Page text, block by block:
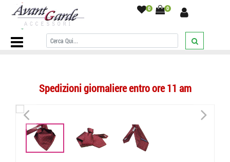
0 0
Home Page/CRAVATTE/A Pois/Cravatta uomo alta qualita sette
pieghe made in italy rossa a pois azzurri
Spedizioni giornaliere entro ore 11 am
< >